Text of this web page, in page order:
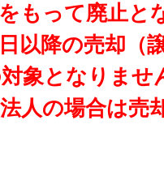
もって廃止と
以降の売却（
象となりま
人の場合は売